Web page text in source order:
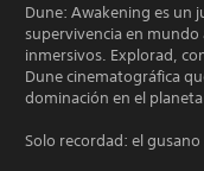
Dune: Awakening es un
supervivencia en mundo
inmersivos. Explorad,
Dune cinematográfica
dominación en el
Solo recordad: el